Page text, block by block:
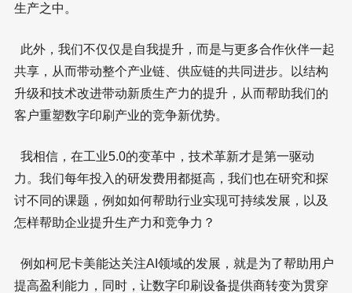
生产之中。
此外，我们不仅仅是自我提升，而是与更多合作伙伴一起
共享，从而带动整个产业链、供应链的共同进步。以结构
升级和技术改进带动新质生产力的提升，从而帮助我们的
客户重塑数字印刷产业的竞争新优势。
我相信，在工业5.0的变革中，技术革新才是第一驱动
力。我们每年投入的研发费用都挺高，我们也在研究和探
讨不同的课题，例如如何帮助行业实现可持续发展，以及
怎样帮助企业提升生产力和竞争力？
例如柯尼卡美能达关注AI领域的发展，就是为了帮助用户
提高盈利能力，同时，让数字印刷设备提供商转变为贯穿